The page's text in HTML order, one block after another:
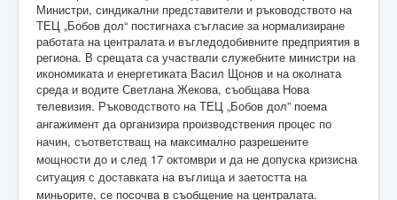
Министри, синдикални представители и ръководството на
ТЕЦ „Бобов дол“ постигнаха съгласие за нормализиране
работата на централата и въгледодобивните предприятия в
региона. В срещата са участвали служебните министри на
икономиката и енергетиката Васил Щонов и на околната
среда и водите Светлана Жекова, съобщава Нова
телевизия. Ръководството на ТЕЦ „Бобов дол” поема
ангажимент да организира производствения процес по
начин, съответстващ на максимално разрешените
мощности до и след 17 октомври и да не допуска кризисна
ситуация с доставката на въглища и заетостта на
миньорите, се посочва в съобщение на централата.